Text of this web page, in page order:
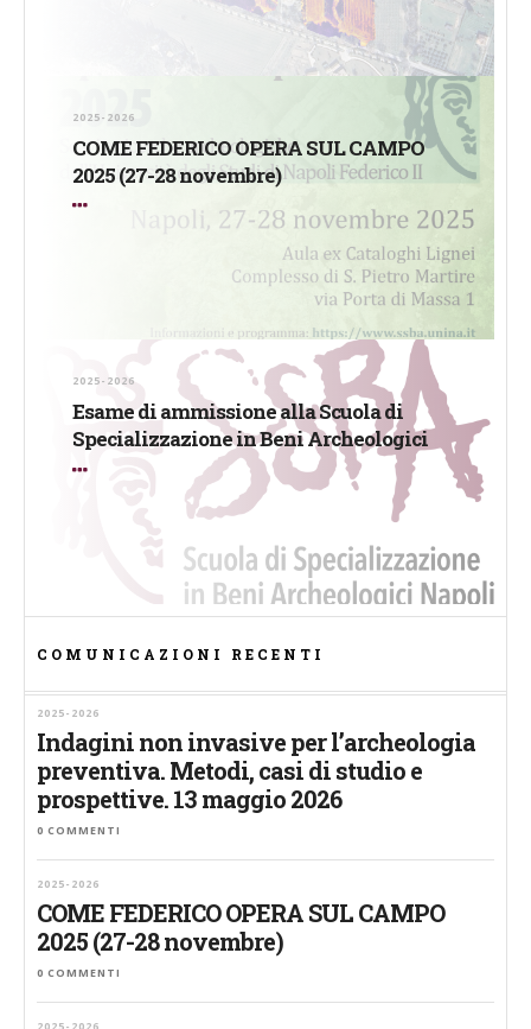
2025-2026
COME FEDERICO OPERA SUL CAMPO
2025 (27-28 novembre)
2025-2026
Esame di ammissione alla Scuola di
Specializzazione in Beni Archeologici
COMUNICAZIONI RECENTI
2025-2026
Indagini non invasive per l’archeologia
preventiva. Metodi, casi di studio e
prospettive. 13 maggio 2026
0 COMMENTI
2025-2026
COME FEDERICO OPERA SUL CAMPO
2025 (27-28 novembre)
0 COMMENTI